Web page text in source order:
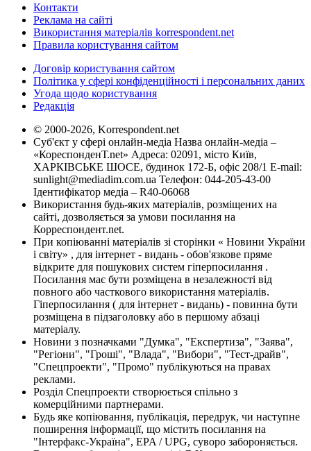
Контакти
Реклама на сайті
Використання матеріалів korrespondent.net
Правила користування сайтом
Договір користування сайтом
Політика у сфері конфіденційності і персональних даних
Угода щодо користування
Редакція
© 2000-2026, Korrespondent.net
Суб'єкт у сфері онлайн-медіа Назва онлайн-медіа –
«КореспонденТ.net» Адреса: 02091, місто Київ,
ХАРКІВСЬКЕ ШОСЕ, будинок 172-Б, офіс 208/1 E-mail:
sunlight@mediadim.com.ua Телефон: 044-205-43-00
Ідентифікатор медіа – R40-06068
Використання будь-яких матеріалів, розміщених на
сайті, дозволяється за умови посилання на
Корреспондент.net.
При копіюванні матеріалів зі сторінки « Новини України
і світу» , для інтернет - видань - обов'язкове пряме
відкрите для пошукових систем гіперпосилання .
Посилання має бути розміщена в незалежності від
повного або часткового використання матеріалів.
Гіперпосилання ( для інтернет - видань) - повинна бути
розміщена в підзаголовку або в першому абзаці
матеріалу.
Новини з позначками "Думка", "Експертиза", "Заява",
"Регіони", "Гроші", "Влада", "Вибори", "Тест-драйв",
"Спецпроекти", "Промо" публікуються на правах
реклами.
Розділ Спецпроекти створюється спільно з
комерційними партнерами.
Будь яке копіювання, публікація, передрук, чи наступне
поширення інформації, що містить посилання на
"Інтерфакс-Україна", EPA / UPG, суворо забороняється.